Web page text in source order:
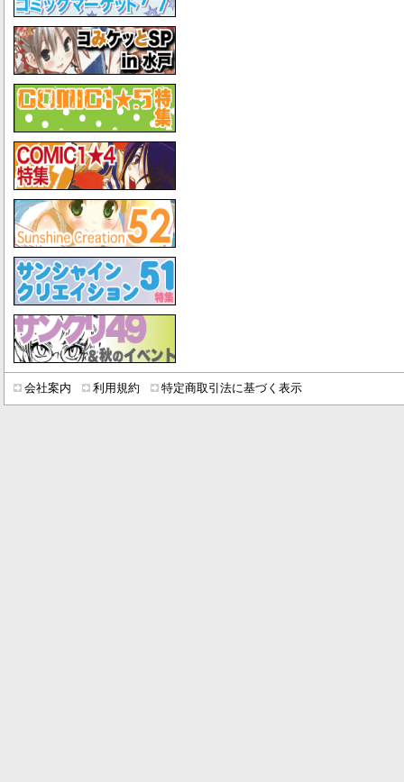
会社案内 利用規約 特定商取引法に基づく表示